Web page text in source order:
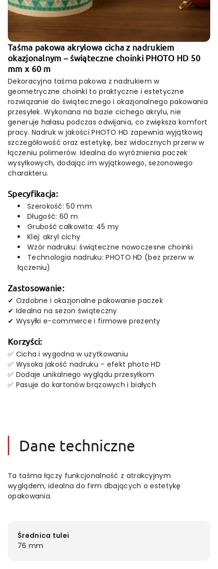
Taśma pakowa akrylowa cicha z nadrukiem
okazjonalnym – świąteczne choinki PHOTO HD 50
mm x 60 m
Dekoracyjna taśma pakowa z nadrukiem w
geometryczne choinki to praktyczne i estetyczne
rozwiązanie do świątecznego i okazjonalnego pakowania
przesyłek. Wykonana na bazie cichego akrylu, nie
generuje hałasu podczas odwijania, co zwiększa komfort
pracy. Nadruk w jakości PHOTO HD zapewnia wyjątkową
szczegółowość oraz estetykę, bez widocznych przerw w
łączeniu polimerów. Idealna do wyróżnienia paczek
wysyłkowych, dodając im wyjątkowego, sezonowego
charakteru.
Specyfikacja:
Szerokość: 50 mm
Długość: 60 m
Grubość całkowita: 45 my
Klej: akryl cichy
Wzór nadruku: świąteczne nowoczesne choinki
Technologia nadruku: PHOTO HD (bez przerw w
łączeniu)
Zastosowanie:
✔ Ozdobne i okazjonalne pakowanie paczek
✔ Idealna na sezon świąteczny
✔ Wysyłki e-commerce i firmowe prezenty
Korzyści:
✅ Cicha i wygodna w użytkowaniu
✅ Wysoka jakość nadruku – efekt photo HD
✅ Dodaje unikalnego wyglądu przesyłkom
✅ Pasuje do kartonów brązowych i białych
Dane techniczne
Ta taśma łączy funkcjonalność z atrakcyjnym
wyglądem, idealna do firm dbających o estetykę
opakowania.
Średnica tulei
76 mm